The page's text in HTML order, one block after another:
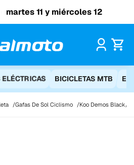
martes 11 y miércoles 12
BICICLETAS MTB
Gafas De Sol Ciclismo Koo Demos Black/